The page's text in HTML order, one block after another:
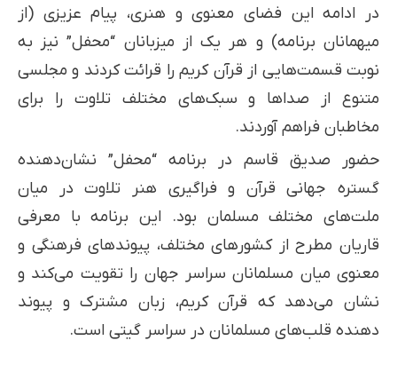
در ادامه این فضای معنوی و هنری، پیام عزیزی (از
میهمانان برنامه) و هر یک از میزبانان “محفل” نیز به
نوبت قسمت‌هایی از قرآن کریم را قرائت کردند و مجلسی
متنوع از صداها و سبک‌های مختلف تلاوت را برای
مخاطبان فراهم آوردند.
حضور صدیق قاسم در برنامه “محفل” نشان‌دهنده
گستره جهانی قرآن و فراگیری هنر تلاوت در میان
ملت‌های مختلف مسلمان بود. این برنامه با معرفی
قاریان مطرح از کشورهای مختلف، پیوندهای فرهنگی و
معنوی میان مسلمانان سراسر جهان را تقویت می‌کند و
نشان می‌دهد که قرآن کریم، زبان مشترک و پیوند
دهنده قلب‌های مسلمانان در سراسر گیتی است.